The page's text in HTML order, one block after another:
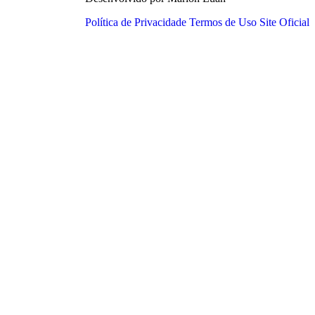
Política de Privacidade Termos de Uso Site Oficial